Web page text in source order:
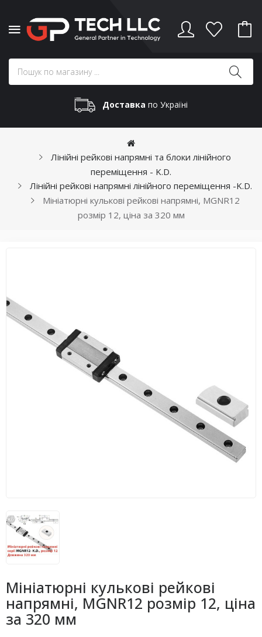
Доставка по Україні
Лінійні рейкові напрямні та блоки лінійного
переміщення - K.D.
Лінійні рейкові напрямні лінійного переміщення -K.D.
Мініатюрні кулькові рейкові напрямні, MGNR12
розмір 12, ціна за 320 мм
Мініатюрні кулькові рейкові
напрямні, MGNR12 розмір 12, ціна
за 320 мм